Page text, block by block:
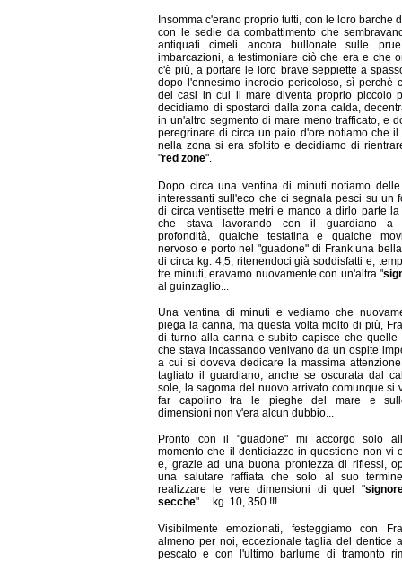
Insomma c'erano proprio tutti, con le loro barche
con le sedie da combattimento che
antiquati cimeli ancora bullonate sulle
imbarcazioni, a testimoniare ciò che era e che
c'è più, a portare le loro brave seppiette a
dopo l'ennesimo incrocio pericoloso, sì perchè
dei casi in cui il mare diventa proprio piccolo
decidiamo di spostarci dalla zona calda,
in un'altro segmento di mare meno trafficato, e
peregrinare di circa un paio d'ore notiamo che il
nella zona si era sfoltito e decidiamo di
"red zone".
Dopo circa una ventina di minuti notiamo delle
interessanti sull'eco che ci segnala pesci su un
di circa ventisette metri e manco a dirlo parte
che stava lavorando con il guardiano a
profondità, qualche testatina e qualche
nervoso e porto nel "guadone" di Frank una
di circa kg. 4,5, ritenendoci già soddisfatti e,
tre minuti, eravamo nuovamente con un'altra "
al guinzaglio...
Una ventina di minuti e vediamo che
piega la canna, ma questa volta molto di più,
di turno alla canna e subito capisce che quelle
che stava incassando venivano da un ospite
a cui si doveva dedicare la massima
tagliato il guardiano, anche se oscurata dal
sole, la sagoma del nuovo arrivato comunque si
far capolino tra le pieghe del mare e
dimensioni non v'era alcun dubbio...
Pronto con il "guadone" mi accorgo solo
momento che il denticiazzo in questione non vi
e, grazie ad una buona prontezza di riflessi,
una salutare raffiata che solo al suo
realizzare le vere dimensioni di quel "
secche".... kg. 10, 350 !!!
Visibilmente emozionati, festeggiamo con
almeno per noi, eccezionale taglia del dentice
pescato e con l'ultimo barlume di tramonto